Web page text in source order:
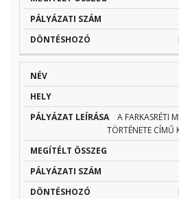
A FARKASRÉTI
TÖRTÉNETE CÍMŰ